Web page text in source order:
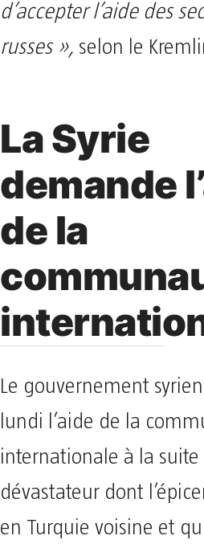
d’accepter l’aide des
russes », selon le
La Syrie
demande
de la
Le gouvernement
lundi l’aide de la
internationale à la suite
dévastateur dont
en Turquie voisine et